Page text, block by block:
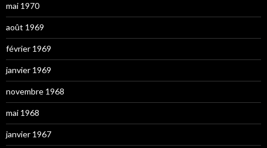
mai 1970
août 1969
février 1969
janvier 1969
novembre 1968
mai 1968
janvier 1967